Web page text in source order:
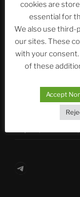
Neueste Beiträge
ASTROCOHORS
Die drei Wünsche
Telegram
cookies are
essential for
We also use third-
our sites. These
with your
of these
Accept